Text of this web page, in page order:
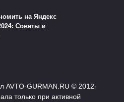
на Яндекс
Советы и
AVTO-GURMAN.RU © 2012-
только при активной